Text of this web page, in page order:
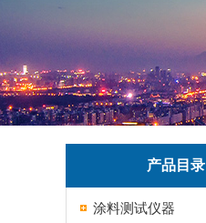
产品目录
涂料测试仪器